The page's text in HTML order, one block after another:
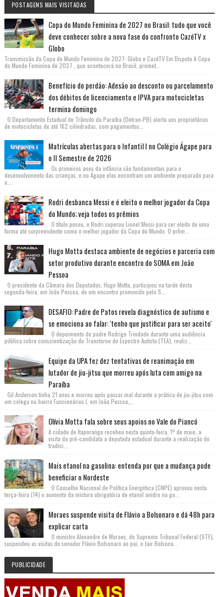
POSTAGENS MAIS VISITADAS
Copa do Mundo Feminina de 2027 no Brasil: tudo que você
deve conhecer sobre a nova fase do confronto CazéTV x
Globo
Transmissão da Copa do Mundo Feminina de 2027: Globo e CazéTV Em Disputa A Copa
do Mundo Feminina de 2027 , que acontecerá no Brasil, promet...
Benefício do perdão: Adesão ao desconto ou parcelamento
dos débitos de licenciamento e IPVA para motocicletas
termina domingo
O Departamento Estadual de Trânsito da Paraíba (Detran-PB) alerta aos proprietários
de motocicletas de até 162 cilindradas, com pagamentos...
Matrículas abertas para o Infantil I no Colégio Ágape para
o II Semestre de 2026
Os primeiros anos da infância são fundamentais para o
desenvolvimento das crianças, e no Ágape elas encontram um ambiente preparado para
a...
Rodri desbanca Messi e é eleito o melhor jogador da Copa
do Mundo; veja todos os prêmios
O título pesou, e Rodri superou Lionel Messi para ser eleito de uma
forma até surpreendente como o melhor jogador da Copa do Mundo. O prêm...
Hugo Motta destaca ambiente de negócios e parceria com
setor produtivo durante encontro do SOMA em João
Pessoa
O presidente da Câmara dos Deputados, Hugo Motta, participou na tarde desta
segunda-feira, em João Pessoa, de um encontro promovido pelo S...
DESAFIO: Padre de Patos revela diagnóstico de autismo e
se emociona ao falar: 'tenho que justificar para ser aceito'
O depoimento do padre Rodrigo Trindade durante uma audiência
pública sobre conscientização do Transtorno do Espectro Autista (TEA), realiz...
Equipe da UPA fez dez tentativas de reanimação em
lutador de jiu-jitsu que morreu após luta com amigo na
Paraíba
Gil Anderson tinha 21 anos e morreu após passar mal durante a prática de jiu-jitsu com
um colega no bairro Funcionários I, em João Pessoa,...
Olívia Motta fala sobre seus apoios no Vale do Piancó
A cidade de Itaporanga recebeu nesta quinta-feira, 1º de maio, a
visita da pré-candidata a deputada estadual durante a realização do
tradici...
Mais etanol na gasolina: entenda por que a mudança pode
beneficiar o Nordeste
O Conselho Nacional de Política Energética (CNPE) aprovou nesta
terça-feira (14) o aumento da mistura obrigatória de etanol anidro na ga...
Moraes suspende visita de Flávio a Bolsonaro e dá 48h para
explicar carta
O ministro Alexandre de Moraes, do Supremo Tribunal Federal (STF),
suspendeu as visitas do senador Flávio Bolsonaro ao pai, o Jair Bolsona...
PUBLICIDADE